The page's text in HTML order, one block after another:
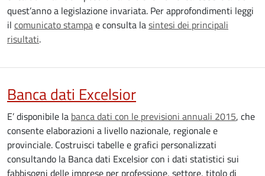
quest’anno a legislazione invariata. Per approfondimenti leggi
il comunicato stampae consulta lasintesi dei principali
risultati.
Banca dati Excelsior
E’ disponibile la banca dati con le previsioni annuali 2015, che
consente elaborazioni a livello nazionale, regionale e
provinciale. Costruisci tabelle e grafici personalizzati
consultando la Banca dati Excelsior con i dati statistici sui
fabbisogni delle imprese per professione, settore, titolo di